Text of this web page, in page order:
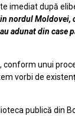
imediat după
nordul Moldovei,
adunat din case
conform unui
vorbi de
publică din